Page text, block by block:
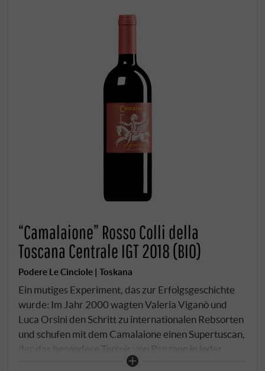
“Camalaione” Rosso Colli della
Toscana Centrale IGT 2018 (BIO)
Podere Le Cinciole | Toskana
Ein mutiges Experiment, das zur Erfolgsgeschichte
wurde: Im Jahr 2000 wagten Valeria Viganò und
Luca Orsini den Schritt zu internationalen Rebsorten
und schufen mit dem Camalaione einen Supertuscan,
der das besondere Terroir von Panzano in jeder
Flasche zum Ausdruck bringt. Diese biologisch